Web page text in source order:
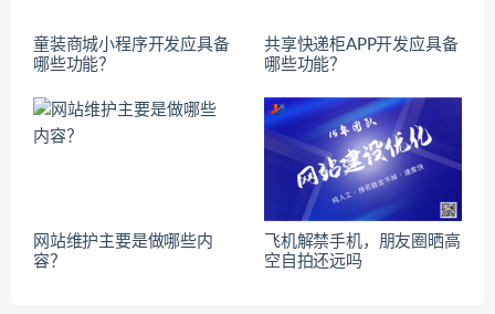
童装商城小程序开发应具备
哪些功能？
共享快递柜APP开发应具备
哪些功能？
网站维护主要是做哪些内
容？
飞机解禁手机，朋友圈晒高
空自拍还远吗